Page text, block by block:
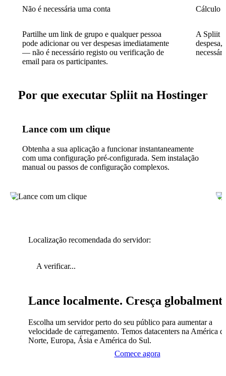
Não é necessária uma conta
Partilhe um link de grupo e qualquer pessoa
pode adicionar ou ver despesas imediatamente
— não é necessário registo ou verificação de
email para os participantes.
Cálculo
A Spliit
Por que executar Spliit na Hostinger
Lance com um clique
Obtenha a sua aplicação a funcionar instantaneamente
com uma configuração pré-configurada. Sem instalação
manual ou passos de configuração complexos.
Localização recomendada do servidor:
A verificar...
Lance localmente. Cresça
Escolha um servidor perto do seu público para aumentar a
velocidade de carregamento. Temos datacenters na América
Norte, Europa, Ásia e América do Sul.
Comece agora